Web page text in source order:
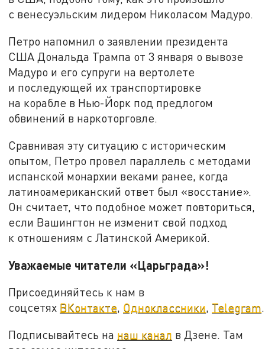
с венесуэльским лидером Николасом Мадуро.
Петро напомнил о заявлении президента
США Дональда Трампа от 3 января о вывозе
Мадуро и его супруги на вертолете
и последующей их транспортировке
на корабле в Нью-Йорк под предлогом
обвинений в наркоторговле.
Сравнивая эту ситуацию с историческим
опытом, Петро провел параллель с методами
испанской монархии веками ранее, когда
латиноамериканский ответ был «восстание».
Он считает, что подобное может повториться,
если Вашингтон не изменит свой подход
к отношениям с Латинской Америкой.
Уважаемые читатели «Царьграда»!
Присоединяйтесь к нам в
соцсетях ВКонтакте, Одноклассники, Telegram.
Подписывайтесь на наш канал в Дзене. Там